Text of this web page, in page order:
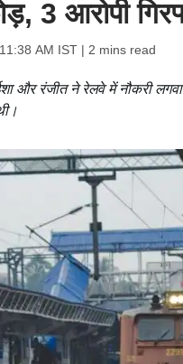
3 आरोपी
AM IST| 2 mins read
और रंजीत ने रेलवे में नौकरी